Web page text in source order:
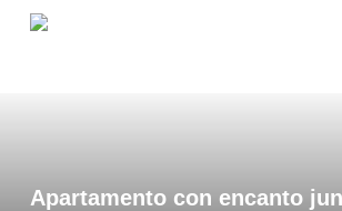
Skip
Apartamento con encanto